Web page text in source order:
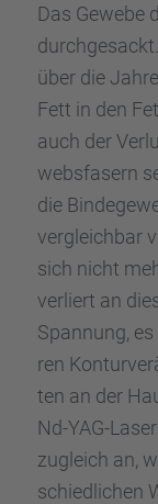
Das Gewebe
über die
Fett in den
auch der
webs­fa­sern
die
vergleich­bar
sich nicht
verliert an
Spannung,
ren
ten an der
Nd-YAG-
zugleich an,
schied­li­chen